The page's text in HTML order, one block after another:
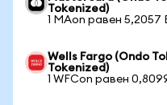
Tokenized)
1 MAon равен 5,2057
Wells Fargo (Ondo
Tokenized)
1 WFCon равен